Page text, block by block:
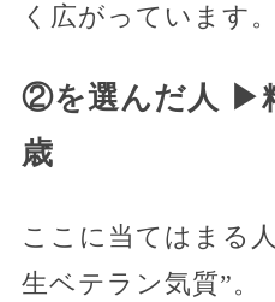
く広がっています。
②を選んだ人 ▶︎
歳
ここに当てはまる
生ベテラン気質”。